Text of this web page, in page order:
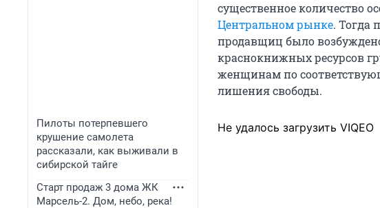
Пилоты потерпевшего
крушение самолета
рассказали, как выживали в
сибирской тайге
Старт продаж 3 дома ЖК
Марсель-2. Дом, небо, река!
существенное количество
Центральном рынке. Тогда
продавщиц было
краснокнижных ресурсов
женщинам по
лишения свободы.
Не удалось загрузить VIQEO